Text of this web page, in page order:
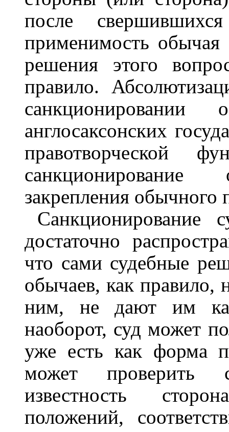
после свершившихся
применимость обычая
решения этого
правило.
санкционировании
англосаксонских
правотворческой
санкционирование
закрепления обычного
Санкционирование
достаточно
что сами судебные
обычаев, как правило,
ним, не дают им
наоборот, суд может
уже есть как форма
может проверить
известность
положений,